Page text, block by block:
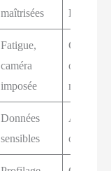
maîtrisées
DND,
Fatigue,
caméra
imposée
Caméra
min maxi
Données
sensibles
opt-in,